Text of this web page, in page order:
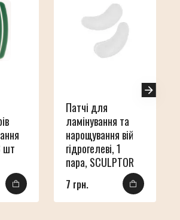
шт
Патчі для
ламінування та
нарощування вій
гідрогелеві, 1
пара, SCULPTOR
7 грн.